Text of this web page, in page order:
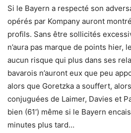
Si le Bayern a respecté son
opérés par Kompany auront
profils. Sans être sollicités
n’aura pas marque de points hier,
aucun risque qui plus dans ses
bavarois n’auront eux que peu
alors que Goretzka a souffert,
conjuguées de Laimer, Davies et
bien (61′) même si le Bayern
minutes plus tard…